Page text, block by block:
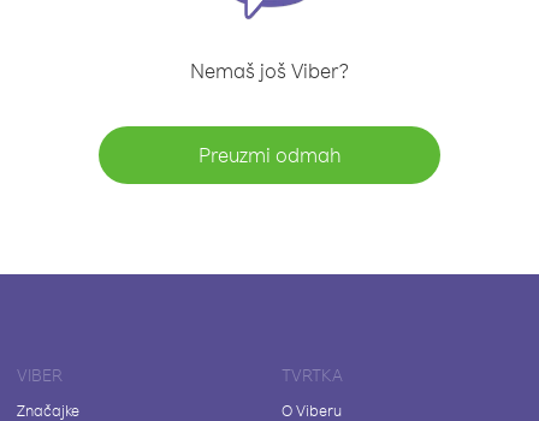
Nemaš još Viber?
Preuzmi odmah
VIBER
Značajke
TVRTKA
O Viberu